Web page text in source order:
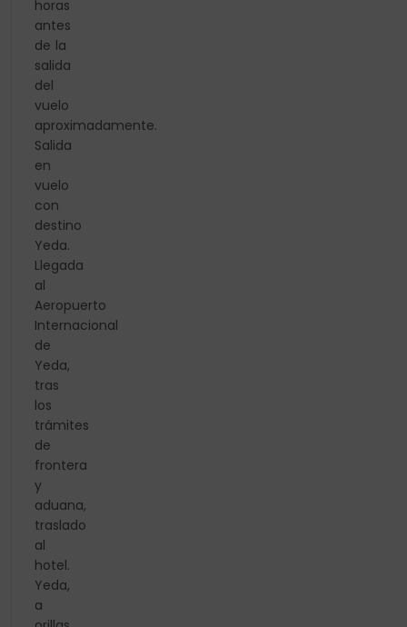
horas
antes
de la
salida
del
vuelo
aproximadamente.
Salida
en
vuelo
con
destino
Yeda.
Llegada
al
Aeropuerto
Internacional
de
Yeda,
tras
los
trámites
de
frontera
y
aduana,
traslado
al
hotel.
Yeda,
a